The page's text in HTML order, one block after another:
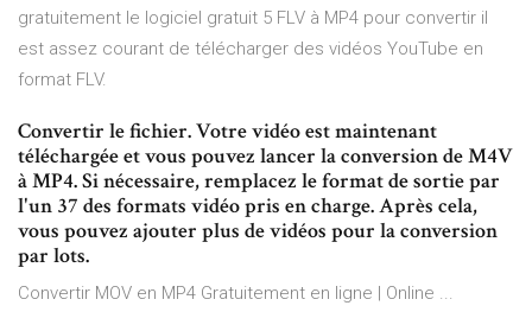
gratuitement le logiciel gratuit 5 FLV à MP4 pour convertir il
est assez courant de télécharger des vidéos YouTube en
format FLV.
Convertir le fichier. Votre vidéo est maintenant
téléchargée et vous pouvez lancer la conversion de M4V
à MP4. Si nécessaire, remplacez le format de sortie par
l'un 37 des formats vidéo pris en charge. Après cela,
vous pouvez ajouter plus de vidéos pour la conversion
par lots.
Convertir MOV en MP4 Gratuitement en ligne | Online ...